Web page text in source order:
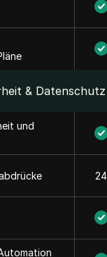
& Datenschutz
und
24